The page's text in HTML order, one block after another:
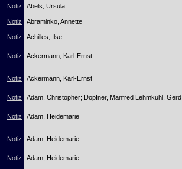
Notiz
Abels, Ursula
Notiz Abraminko, Annette
Notiz Achilles, Ilse
Notiz Ackermann, Karl-Ernst
Notiz Ackermann, Karl-Ernst
Notiz Adam, Christopher; Döpfner, Manfred Lehmkuhl, Gerd
Notiz Adam, Heidemarie
Notiz Adam, Heidemarie
Notiz Adam, Heidemarie